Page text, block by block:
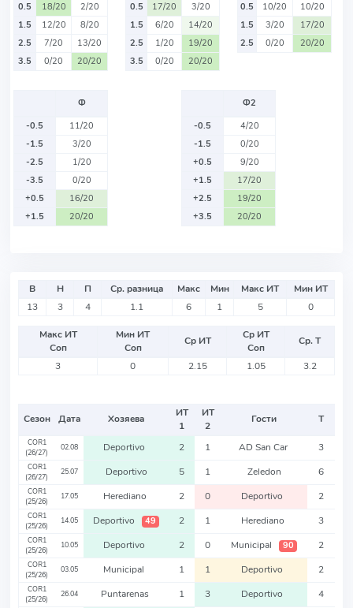
0.5
18/20
2/20
1.5
12/20
8/20
2.5
7/20
13/20
3.5
0/20 20/20
0.5
17/20
3/20
1.5
6/20
14/20
2.5
1/20
19/20
3.5
0/20 20/20
0.5
10/20
10/20
1.5
3/20
17/20
2.5
0/20 20/20
Ф
-0.5
11/20
-1.5
3/20
-2.5
1/20
-3.5
0/20
+0.5
16/20
+1.5
20/20
Ф2
-0.5
4/20
-1.5
0/20
+0.5
9/20
+1.5
17/20
+2.5
19/20
+3.5
20/20
В Н П Ср. разница Макс Мин Макс ИТ
Мин ИТ
13
3 4 1.1 6 1 5 0
Макс ИТ
Соп
Мин ИТ
Соп
Ср ИТ
Ср ИТ
Соп
Ср. Т
3
0 2.15 1.05 3.2
Сезон Дата Хозяева
ИТ
1
ИТ
2
Гости Т
COR1
(26/27)
02.08 Deportivo 2 1 AD San Car 3
COR1
(26/27)
25.07 Deportivo 5 1 Zeledon 6
COR1
(25/26)
17.05 Herediano 2 0 Deportivo 2
COR1
(25/26)
14.05 Deportivo 49 2 1 Herediano 3
COR1
(25/26)
10.05 Deportivo 2 0 Municipal 90 2
COR1
(25/26)
03.05 Municipal 1 1 Deportivo 2
COR1
(25/26)
26.04 Puntarenas 1 3 Deportivo 4